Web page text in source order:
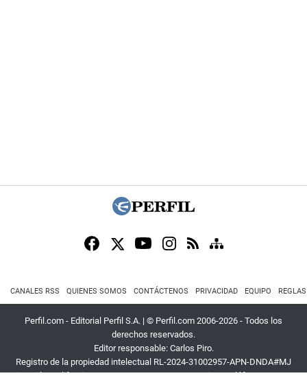
CANALES RSS QUIENES SOMOS CONTÁCTENOS PRIVACIDAD EQUIPO
Perfil.com - Editorial Perfil S.A. | © Perfil.com 2006-2026 - Todos los
derechos reservados.
Editor responsable: Carlos Piro.
Registro de la propiedad intelectual RL-2024-31002957-APN-DNDA#MJ
Dirección:California 2715,C1289ABI,CABA, Argentina| Teléfono:+54 9 11